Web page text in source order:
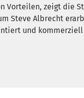
Vorteilen, zeigt die
Steve Albrecht
und